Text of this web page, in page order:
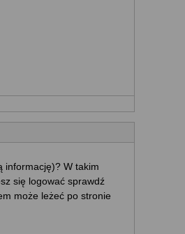
informację)? W takim
się logować sprawdź
może leżeć po stronie